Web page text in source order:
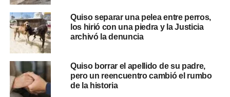
Quiso separar una pelea entre perros,
los hirió con una piedra y la Justicia
archivó la denuncia
Quiso borrar el apellido de su padre,
pero un reencuentro cambió el rumbo
de la historia